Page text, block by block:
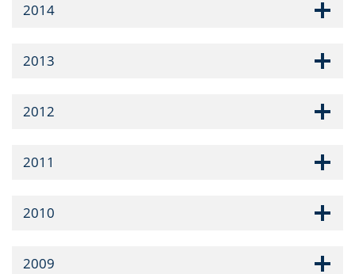
2014
2013
2012
2011
2010
2009